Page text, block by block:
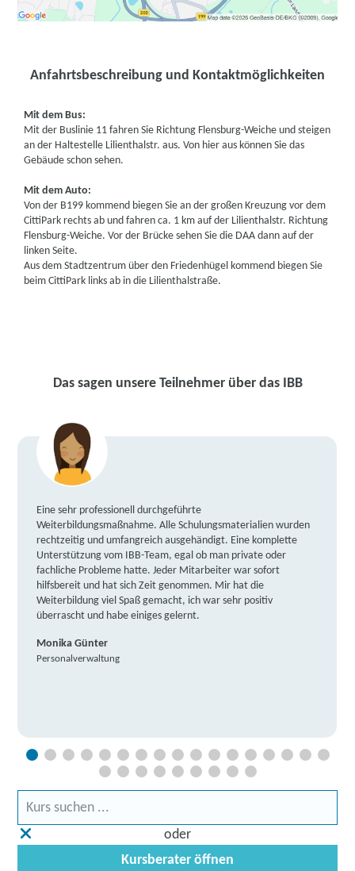
Anfahrtsbeschreibung und Kontaktmöglichkeiten
Mit dem Bus:
Mit der Buslinie 11 fahren Sie Richtung Flensburg-Weiche und steigen
an der Haltestelle Lilienthalstr. aus. Von hier aus können Sie das
Gebäude schon sehen.
Mit dem Auto:
Von der B199 kommend biegen Sie an der großen Kreuzung vor dem
CittiPark rechts ab und fahren ca. 1 km auf der Lilienthalstr. Richtung
Flensburg-Weiche. Vor der Brücke sehen Sie die DAA dann auf der
linken Seite.
Aus dem Stadtzentrum über den Friedenhügel kommend biegen Sie
beim CittiPark links ab in die Lilienthalstraße.
Das sagen unsere Teilnehmer über das IBB
Eine sehr professionell durchgeführte
Weiterbildungsmaßnahme. Alle Schulungsmaterialien wurden
rechtzeitig und umfangreich ausgehändigt. Eine komplette
Unterstützung vom IBB-Team, egal ob man private oder
fachliche Probleme hatte. Jeder Mitarbeiter war sofort
hilfsbereit und hat sich Zeit genommen. Mir hat die
Weiterbildung viel Spaß gemacht, ich war sehr positiv
überrascht und habe einiges gelernt.
Monika Günter
Personalverwaltung
oder
Kursberater öffnen